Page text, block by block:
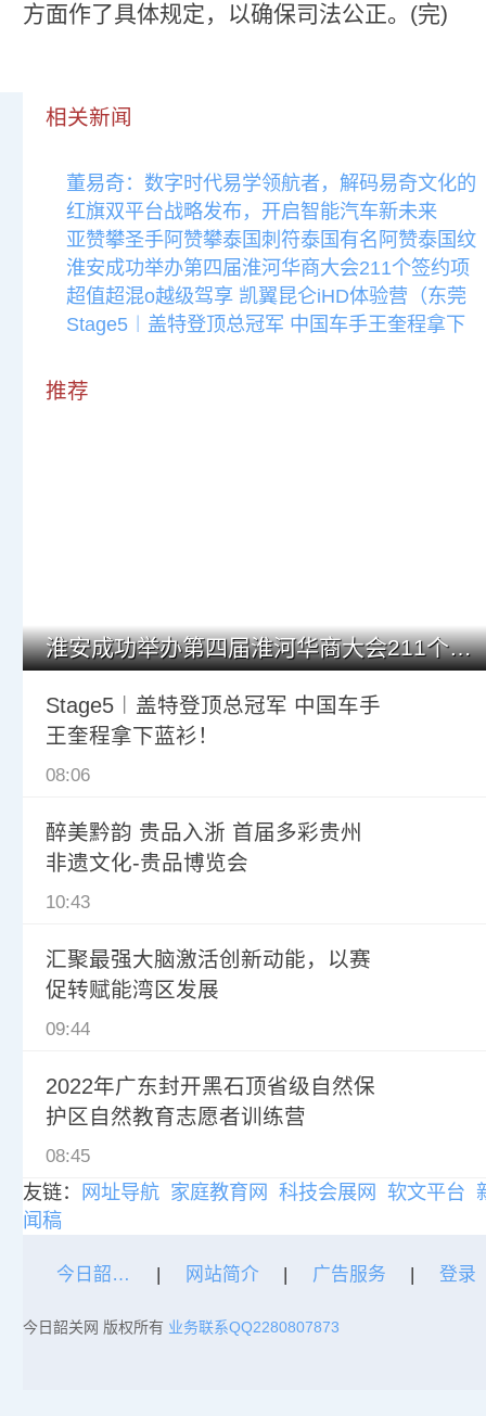
方面作了具体规定，以确保司法公正。(完)
相关新闻
董易奇：数字时代易学领航者，解码易奇文化的
红旗双平台战略发布，开启智能汽车新未来
亚赞攀圣手阿赞攀泰国刺符泰国有名阿赞泰国纹
淮安成功举办第四届淮河华商大会211个签约项
超值超混o越级驾享 凯翼昆仑iHD体验营（东莞
Stage5︱盖特登顶总冠军 中国车手王奎程拿下
推荐
淮安成功举办第四届淮河华商大会211个签约项目 总投资1486.
Stage5︱盖特登顶总冠军 中国车手
王奎程拿下蓝衫！
08:06
醉美黔韵 贵品入浙 首届多彩贵州
非遗文化-贵品博览会
10:43
汇聚最强大脑激活创新动能，以赛
促转赋能湾区发展
09:44
2022年广东封开黑石顶省级自然保
护区自然教育志愿者训练营
08:45
友链： 网址导航 家庭教育网 科技会展网 软文平台
闻稿
今日韶关网 | 网站简介 | 广告服务 | 登录
今日韶关网 版权所有 业务联系QQ2280807873